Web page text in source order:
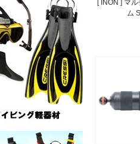
[ INON ] マ
ム